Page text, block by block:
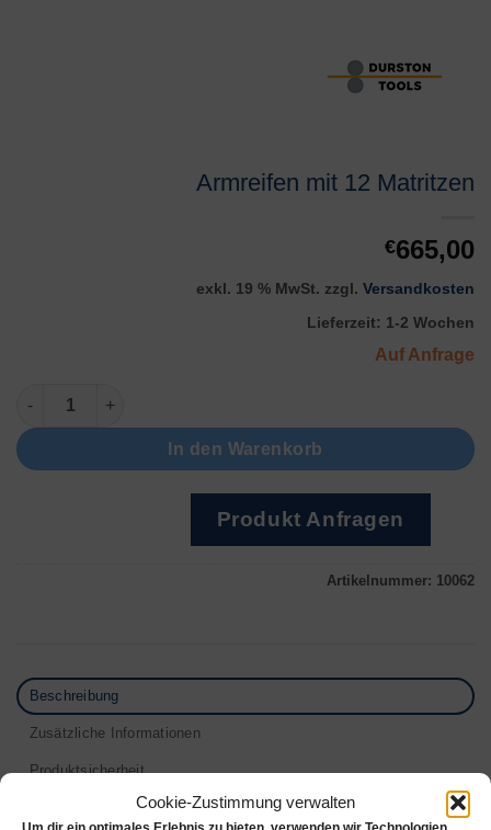
Cookie-Zustimmung verwalten
Armreifen mit 12 Matritzen
€665,00
exkl. 19 % MwSt. zzgl. Versandkosten
Lieferzeit: 1-2 Wochen
Auf Anfrage
Armreifen mit 12 Matritzen Menge
In den Warenkorb
Produkt Anfragen
Artikelnummer: 10062
Beschreibung
Zusätzliche Informationen
Produktsicherheit
Rezensionen (0)